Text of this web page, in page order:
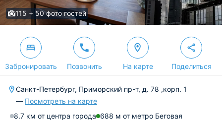
115 + 50 фото гостей
Забронировать Позвонить На карте Поделиться
Санкт-Петербург, Приморский пр-т, д. 78 ,корп. 1
— Посмотреть на карте
8.7 км от центра города 688 м от метро Беговая